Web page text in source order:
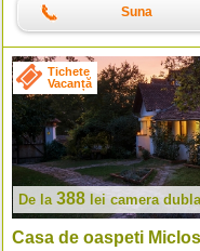
Suna
Tichete
Vacanță
De la 388 lei camera dubla
Casa de oaspeti